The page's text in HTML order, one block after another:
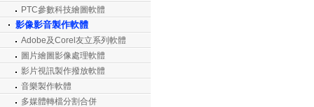
PTC參數科技繪圖軟體
影像影音製作軟體
Adobe及Corel友立系列軟體
圖片繪圖影像處理軟體
影片視訊製作撥放軟體
音樂製作軟體
多媒體轉檔分割合併